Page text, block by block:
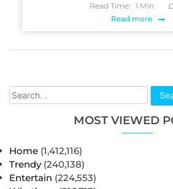
MOST VIEWED
Home (1,412,116)
Trendy (240,138)
Entertain (224,553)
Read Time: 1 Min
Read more